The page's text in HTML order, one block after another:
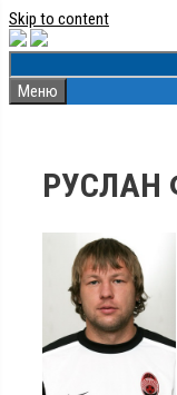
Skip to content
Меню
РУСЛАН